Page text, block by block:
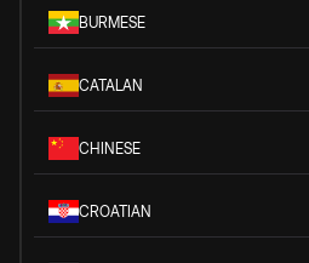
BURMESE
CATALAN
CHINESE
CROATIAN